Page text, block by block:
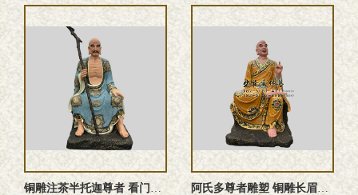
铜雕注茶半托迦尊者 看门罗汉佛像 阿氏多尊者雕塑 铜雕长眉罗汉佛像